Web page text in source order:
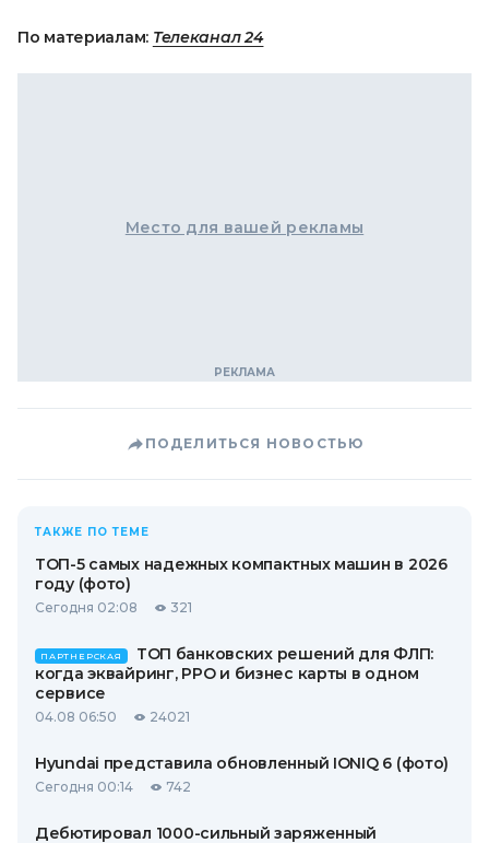
По материалам: Телеканал 24
Место для вашей рекламы
ПОДЕЛИТЬСЯ НОВОСТЬЮ
ТАКЖЕ ПО ТЕМЕ
ТОП-5 самых надежных компактных машин в 2026
году (фото)
Сегодня 02:08 321
ПАРТНЕРСКАЯ
ТОП банковских решений для ФЛП:
когда эквайринг, РРО и бизнес карты в одном
сервисе
04.08 06:50 24021
Hyundai представила обновленный IONIQ 6 (фото)
Сегодня 00:14 742
Дебютировал 1000-сильный заряженный